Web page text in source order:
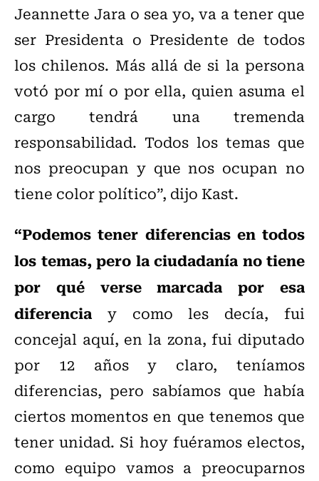
Jeannette Jara o sea yo, va a tener que
ser Presidenta o Presidente de todos
los chilenos. Más allá de si la persona
votó por mí o por ella, quien asuma el
cargo tendrá una tremenda
responsabilidad. Todos los temas que
nos preocupan y que nos ocupan no
tiene color político”, dijo Kast.
“Podemos tener diferencias en todos
los temas, pero la ciudadanía no tiene
por qué verse marcada por esa
diferencia y como les decía, fui
concejal aquí, en la zona, fui diputado
por 12 años y claro, teníamos
diferencias, pero sabíamos que había
ciertos momentos en que tenemos que
tener unidad. Si hoy fuéramos electos,
como equipo vamos a preocuparnos